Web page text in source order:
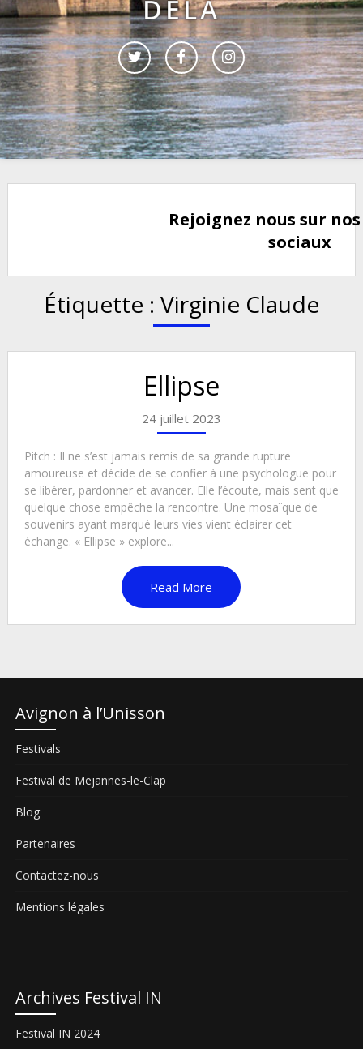
DELÀ
Rejoignez nous sur
sociaux
Étiquette : Virginie Claude
Ellipse
24 juillet 2023
Pitch : Il ne s’est jamais remis de sa grande rupture
amoureuse et décide de se confier à une psychologue pour
se libérer, pardonner et avancer. Elle l’écoute, mais sent que
quelque chose empêche la rencontre. Une mosaïque de
souvenirs ayant marqué leurs vies vient éclairer cet
échange. « Ellipse » explore...
Read More
Avignon à l’Unisson
Festivals
Festival de Mejannes-le-Clap
Blog
Partenaires
Contactez-nous
Mentions légales
Archives Festival IN
Festival IN 2024